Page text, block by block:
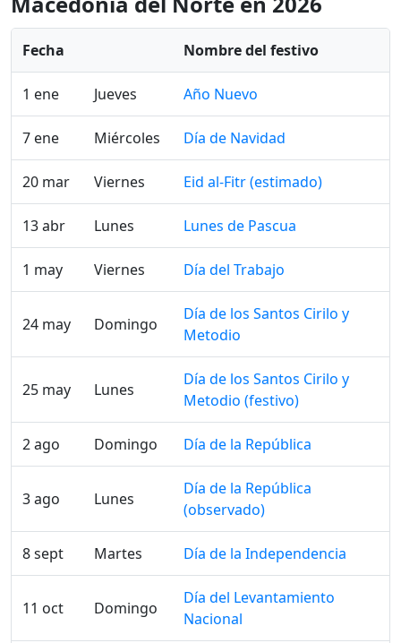
Fecha Nombre del festivo
1 ene Jueves Año Nuevo
7 ene Miércoles Día de Navidad
20 mar Viernes Eid al-Fitr (estimado)
13 abr Lunes Lunes de Pascua
1 may Viernes Día del Trabajo
24 may Domingo
Día de los Santos Cirilo y
Metodio
25 may Lunes
Día de los Santos Cirilo y
Metodio (festivo)
2 ago Domingo Día de la República
3 ago Lunes
Día de la República
(observado)
8 sept Martes Día de la Independencia
11 oct Domingo
Día del Levantamiento
Nacional